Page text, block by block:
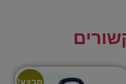
מבצע!